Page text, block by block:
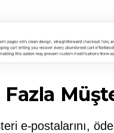
Fazla
e-postalarını,